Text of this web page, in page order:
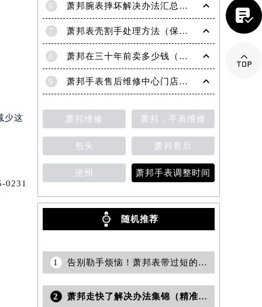
少这
0231
6 萧邦腕表摔坏解决办法汇总（专业修复与日常保养技巧）
7 萧邦表壳割手处理方法（保养与修复技巧指南）
8 萧邦在三十年前卖多少钱（名表价格变迁的历史洞察）
9 萧邦手表售后维修中心门店地址
萧邦维修 萧邦，手表维修
包头 萧邦售后
沧州 萧邦手表调整时间
随机推荐
1 告别勒手烦恼！萧邦表带过短的高效应对策略
2 萧邦走快了解决办法集锦（精准维修技巧与日常保养指南）

